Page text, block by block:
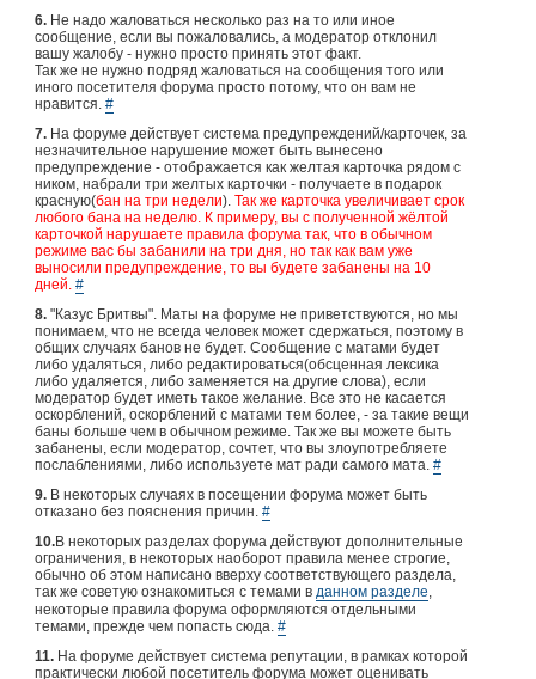
6. Не надо жаловаться несколько раз на то или иное
сообщение, если вы пожаловались, а модератор отклонил
вашу жалобу - нужно просто принять этот факт.
Так же не нужно подряд жаловаться на сообщения того или
иного посетителя форума просто потому, что он вам не
нравится. #
7. На форуме действует система предупреждений/карточек, за
незначительное нарушение может быть вынесено
предупреждение - отображается как желтая карточка рядом с
ником, набрали три желтых карточки - получаете в подарок
красную(бан на три недели). Так же карточка увеличивает срок
любого бана на неделю. К примеру, вы с полученной жёлтой
карточкой нарушаете правила форума так, что в обычном
режиме вас бы забанили на три дня, но так как вам уже
выносили предупреждение, то вы будете забанены на 10
дней. #
8. "Казус Бритвы". Маты на форуме не приветствуются, но мы
понимаем, что не всегда человек может сдержаться, поэтому в
общих случаях банов не будет. Сообщение с матами будет
либо удаляться, либо редактироваться(обсценная лексика
либо удаляется, либо заменяется на другие слова), если
модератор будет иметь такое желание. Все это не касается
оскорблений, оскорблений с матами тем более, - за такие вещи
баны больше чем в обычном режиме. Так же вы можете быть
забанены, если модератор, сочтет, что вы злоупотребляете
послаблениями, либо используете мат ради самого мата. #
9. В некоторых случаях в посещении форума может быть
отказано без пояснения причин. #
10.В некоторых разделах форума действуют дополнительные
ограничения, в некоторых наоборот правила менее строгие,
обычно об этом написано вверху соответствующего раздела,
так же советую ознакомиться с темами в данном разделе
некоторые правила форума оформляются отдельными
темами, прежде чем попасть сюда. #
11. На форуме действует система репутации, в рамках которой
практически любой посетитель форума может оценивать